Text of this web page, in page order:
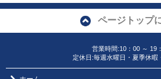
ページトップ
営業時間:10：00 ～ 19
定休日:毎週水曜日・夏季休暇